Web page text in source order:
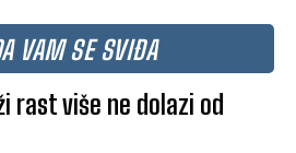
VAM SE SVIĐA
rast više ne dolazi od